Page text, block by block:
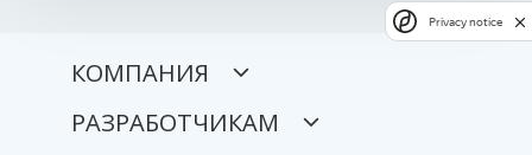
КОМПАНИЯ
РАЗРАБОТЧИКАМ
Privacy notice